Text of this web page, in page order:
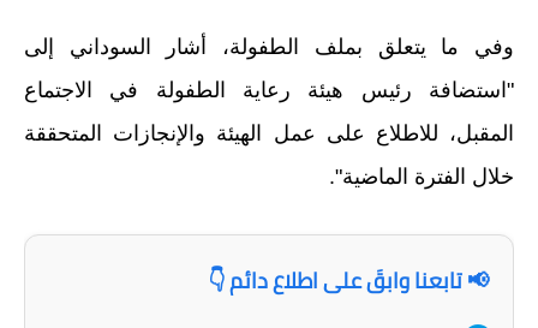
المرحلة الاعدادية
دروس
المرحلة الابتدائية
مواضيع انشاء
وفي ما يتعلق بملف الطفولة، أشار السوداني إلى
"استضافة رئيس هيئة رعاية الطفولة في الاجتماع
المقبل، للاطلاع على عمل الهيئة والإنجازات المتحققة
خلال الفترة الماضية".
📢 تابعنا وابقَ على اطلاع دائم 👇